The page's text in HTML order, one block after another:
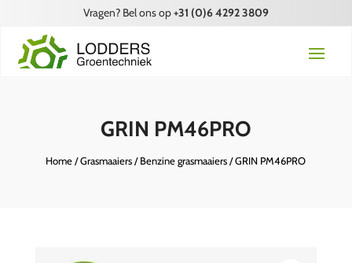
Vragen? Bel ons op+31 (0)6 4292 3809
GRIN PM46PRO
Home/Grasmaaiers/Benzine grasmaaiers/ GRIN PM46PRO